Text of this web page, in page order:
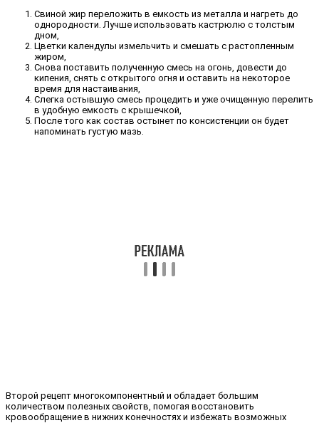
Свиной жир переложить в емкость из металла и нагреть до
однородности. Лучше использовать кастрюлю с толстым
дном,
Цветки календулы измельчить и смешать с растопленным
жиром,
Снова поставить полученную смесь на огонь, довести до
кипения, снять с открытого огня и оставить на некоторое
время для настаивания,
Слегка остывшую смесь процедить и уже очищенную перелить
в удобную емкость с крышечкой,
После того как состав остынет по консистенции он будет
напоминать густую мазь.
Второй рецепт многокомпонентный и обладает большим
количеством полезных свойств, помогая восстановить
кровообращение в нижних конечностях и избежать возможных